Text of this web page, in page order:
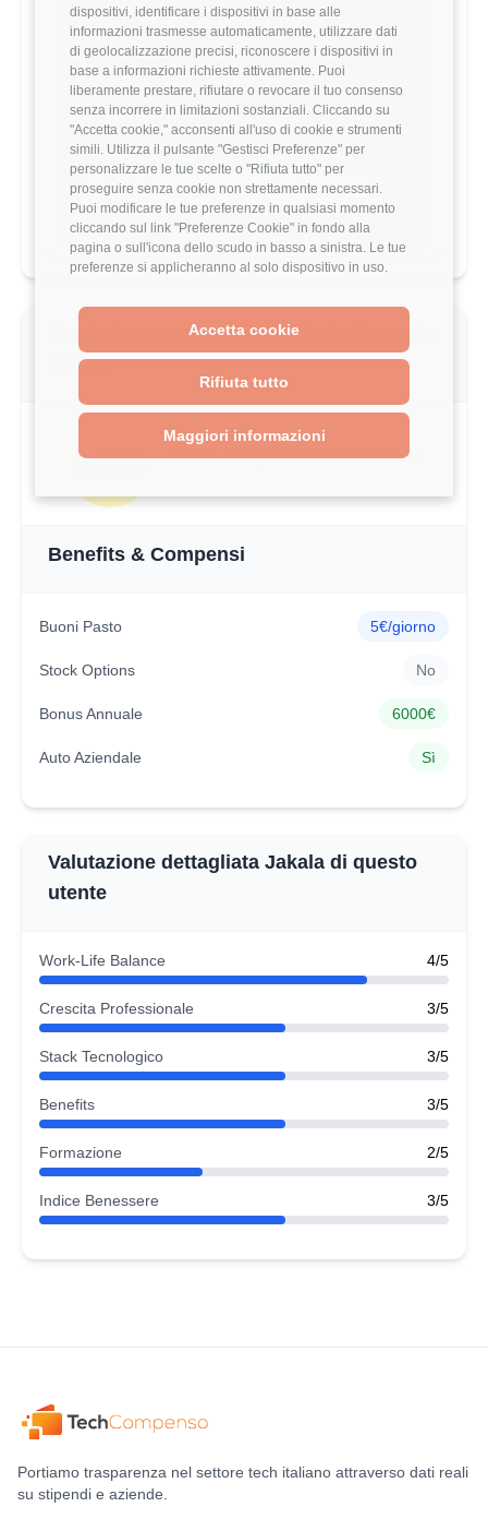
dispositivi, identificare i dispositivi in base alle
informazioni trasmesse automaticamente, utilizzare dati
di geolocalizzazione precisi, riconoscere i dispositivi in
base a informazioni richieste attivamente. Puoi
liberamente prestare, rifiutare o revocare il tuo consenso
senza incorrere in limitazioni sostanziali. Cliccando su
"Accetta cookie," acconsenti all'uso di cookie e strumenti
simili. Utilizza il pulsante "Gestisci Preferenze" per
personalizzare le tue scelte o "Rifiuta tutto" per
proseguire senza cookie non strettamente necessari.
Puoi modificare le tue preferenze in qualsiasi momento
cliccando sul link "Preferenze Cookie" in fondo alla
pagina o sull'icona dello scudo in basso a sinistra. Le tue
preferenze si applicheranno al solo dispositivo in uso.
Accetta cookie
Rifiuta tutto
Maggiori informazioni
Vuoi comparare il tuo
stipendio?
Scopri come il tuo stipendio si posiziona
rispetto al mercato con analisi
dettagliate per ruolo, esperienza e
località.
Vai al comparatore completo
Valutazione complessiva Jakala di questo
utente
3.0/5 Basato su 5 parametri di valutazione
Benefits & Compensi
Buoni Pasto 5€/giorno
Stock Options No
Bonus Annuale 6000€
Auto Aziendale Sì
Valutazione dettagliata Jakala di questo
utente
Work-Life Balance 4/5
Crescita Professionale 3/5
Stack Tecnologico 3/5
Benefits 3/5
Formazione 2/5
Indice Benessere 3/5
Portiamo trasparenza nel settore tech italiano attraverso dati reali
su stipendi e aziende.